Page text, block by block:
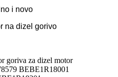
i novo
na dizel gorivo